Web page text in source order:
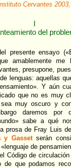
Cervantes 2003,
del
presente ensayo
amablemente
presupone,
lenguas: aquellas
Y aún
que no es muy
sea muy oscuro y
daremos por
sabe a qué
prosa de Fray Luis
y Gassetserán
de
Código de
de que podamos